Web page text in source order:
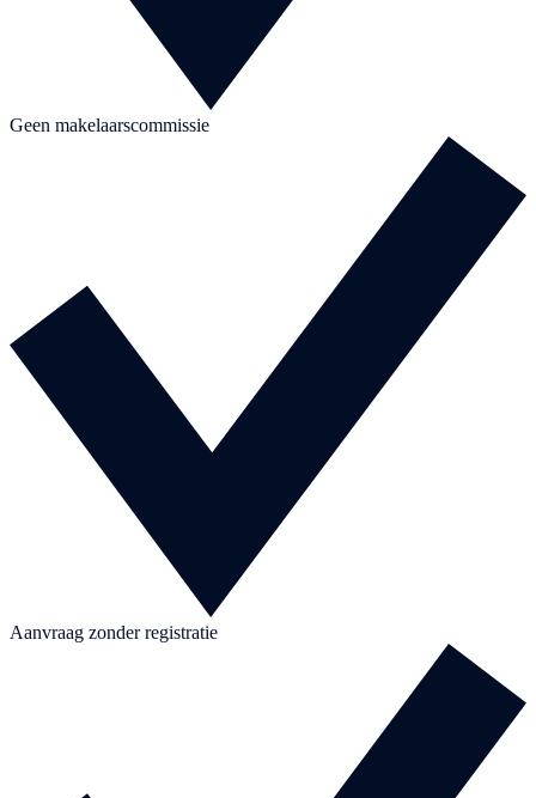
Geen makelaarscommissie
Aanvraag zonder registratie